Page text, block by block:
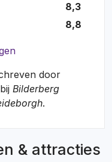
8,3
8,8
door
bij Bilderberg
.
& attracties